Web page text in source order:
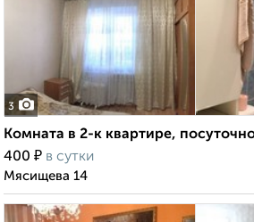
3
Комната в 2-к квартире,
400 ₽ в сутки
Мясищева 14